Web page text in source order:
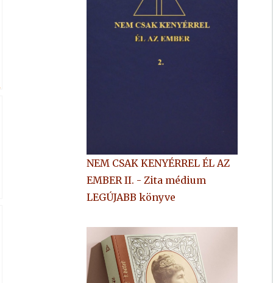
NEM CSAK KENYÉRREL ÉL AZ
EMBER II. - Zita médium
LEGÚJABB könyve